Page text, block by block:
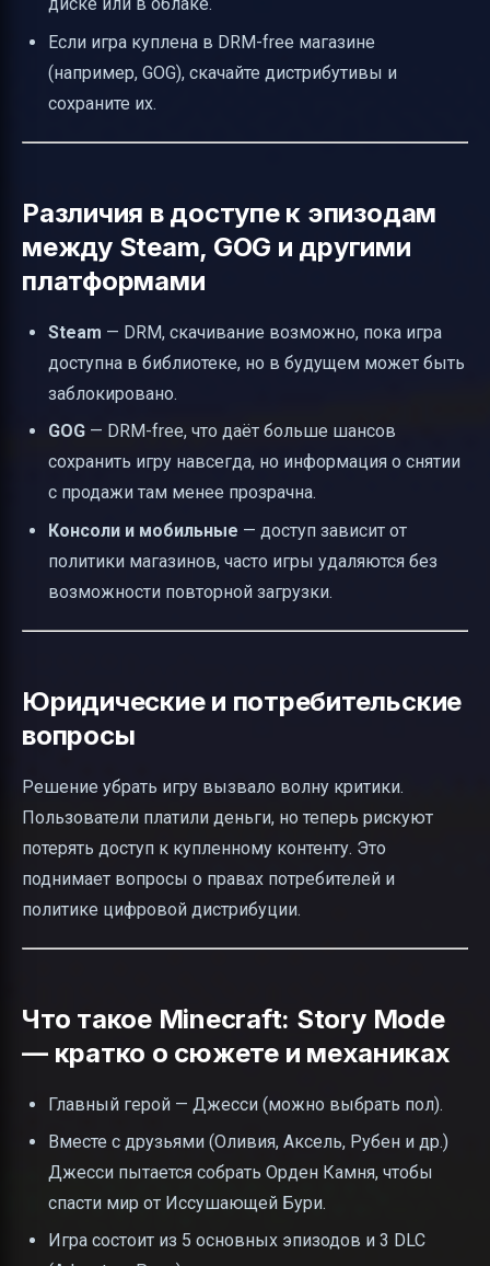
диске или в облаке.
Если игра куплена в DRM-free магазине
(например, GOG), скачайте дистрибутивы и
сохраните их.
Различия в доступе к эпизодам
между Steam, GOG и другими
платформами
Steam — DRM, скачивание возможно, пока игра
доступна в библиотеке, но в будущем может быть
заблокировано.
GOG — DRM-free, что даёт больше шансов
сохранить игру навсегда, но информация о снятии
с продажи там менее прозрачна.
Консоли и мобильные — доступ зависит от
политики магазинов, часто игры удаляются без
возможности повторной загрузки.
Юридические и потребительские
вопросы
Решение убрать игру вызвало волну критики.
Пользователи платили деньги, но теперь рискуют
потерять доступ к купленному контенту. Это
поднимает вопросы о правах потребителей и
политике цифровой дистрибуции.
Что такое Minecraft: Story Mode
— кратко о сюжете и механиках
Главный герой — Джесси (можно выбрать пол).
Вместе с друзьями (Оливия, Аксель, Рубен и др.)
Джесси пытается собрать Орден Камня, чтобы
спасти мир от Иссушающей Бури.
Игра состоит из 5 основных эпизодов и 3 DLC